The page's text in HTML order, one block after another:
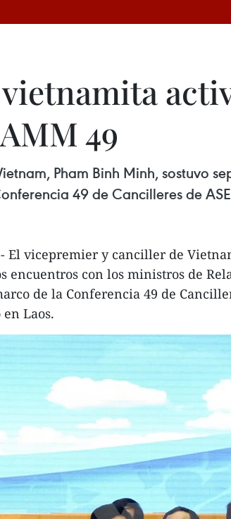
49
Pham Binh Minh, sostuvo
49 de Cancilleres de
El vicepremier y canciller de
encuentros con los ministros de
de la Conferencia 49 de
Laos.